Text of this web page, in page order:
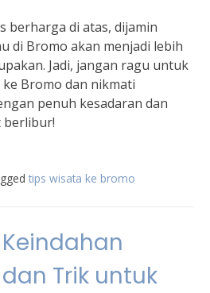
berharga di atas, dijamin
di Bromo akan menjadi lebih
Jadi, jangan ragu untuk
Bromo dan nikmati
penuh kesadaran dan
berlibur!
tips wisata ke bromo
Trik untuk